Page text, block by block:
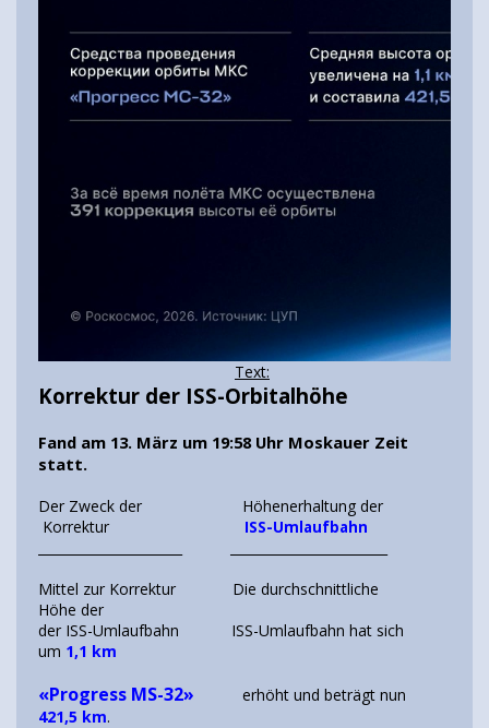
Text:
Korrektur der ISS-Orbitalhöhe
Fand am 13. März um 19:58 Uhr Moskauer Zeit
statt.
Der Zweck der Höhenerhaltung der
Korrektur ISS-Umlaufbahn
Mittel zur Korrektur Die durchschnittliche
Höhe der
der ISS-Umlaufbahn ISS-Umlaufbahn hat sich
um 1,1 km
«Progress MS-32» erhöht und beträgt nun
421,5 km.